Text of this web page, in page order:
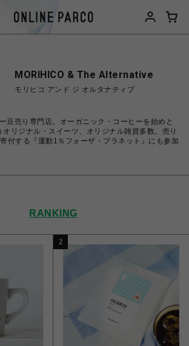
MORIHICO & The Alternative
モリヒコ アンド ジ オルタナティブ
豆売り専門店。オーガニック・コーヒーを始めと
オリジナル・スイーツ、オリジナル雑貨多数。売り
付する『運動1％フォーザ・プラネット』にも参加
RANKING
2